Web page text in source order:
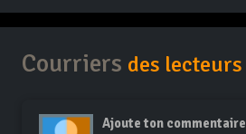
Courriers des lecteurs
Ajoute ton commentaire